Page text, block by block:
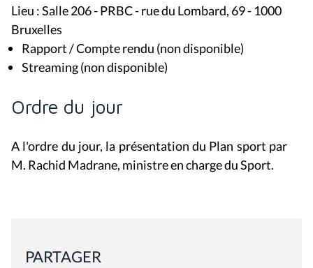
Lieu : Salle 206 - PRBC - rue du Lombard, 69 - 1000
Bruxelles
Rapport / Compte rendu (non disponible)
Streaming (non disponible)
Ordre du jour
A l'ordre du jour, la présentation du Plan sport par
M. Rachid Madrane, ministre en charge du Sport.
PARTAGER